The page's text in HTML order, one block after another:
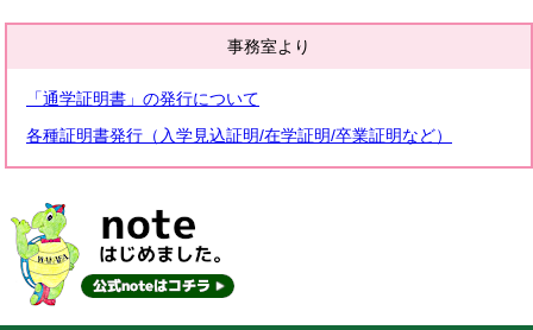
事務室より
「通学証明書」の発行について
各種証明書発行（入学見込証明/在学証明/卒業証明など）